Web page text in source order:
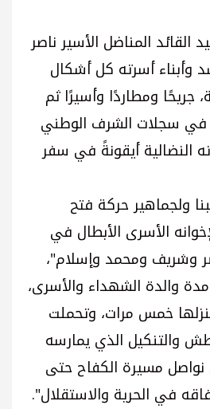
المناضل الأسير ناصر
وأبناء أسرته كل أشكال
جريحًا ومطاردًا وأسيرًا ثم
سجلات الشرف الوطني
النضالية أيقونةً في سفر
ولجماهير حركة فتح
الأسرى الأبطال في
وشريف ومحمد وإسلام"،
والدة الشهداء والأسرى،
خمس مرات، وتحملت
والتنكيل الذي يمارسه
نواصل مسيرة الكفاح حتى
في الحرية والاستقلال".